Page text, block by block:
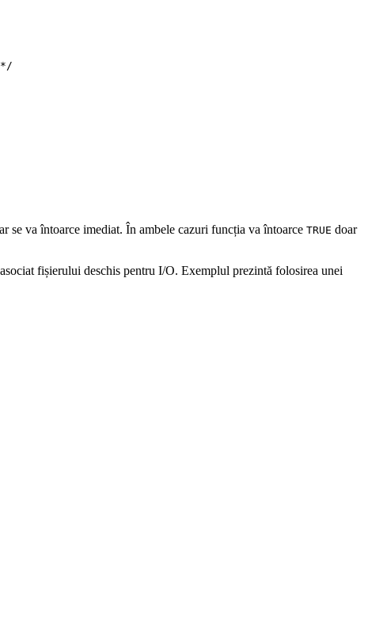
se va întoarce imediat. În ambele cazuri funcția va întoarce TRUE doar
asociat fișierului deschis pentru I/O. Exemplul prezintă folosirea unei